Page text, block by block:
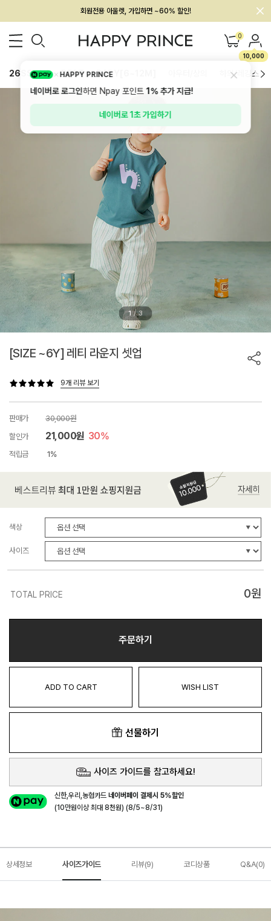
멤버십 최대 28,000원 혜택
0
10,000
26SS 신상 BEST BABY[6~12M] 하의/레깅스
1 / 3
[SIZE ~6Y] 레티 라운지 셋업
9개 리뷰 보기
판매가
30,000원
할인가
21,000원 30%
적립금 1%
색상
사이즈
TOTAL PRICE 0원
주문하기
ADD TO CART WISH LIST
선물하기
사이즈 가이드를 참고하세요!
신한,우리,농협카드네이버페이 결제시 5%할인
(10만원이상 최대 8천원) (8/5~8/31)
상세정보 사이즈가이드 리뷰(9) 코디상품 Q&A(0)
HAPPY PRINCE
네이버로 로그인하면 Npay 포인트1%추가 지급!
네이버로 1초 가입하기